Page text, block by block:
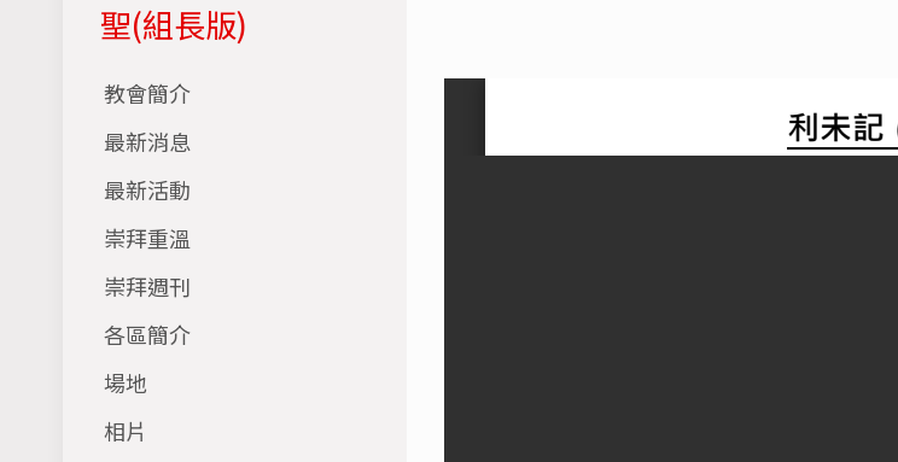
聖(組長版)
教會簡介
最新消息
最新活動
崇拜重溫
崇拜週刊
各區簡介
場地
相片